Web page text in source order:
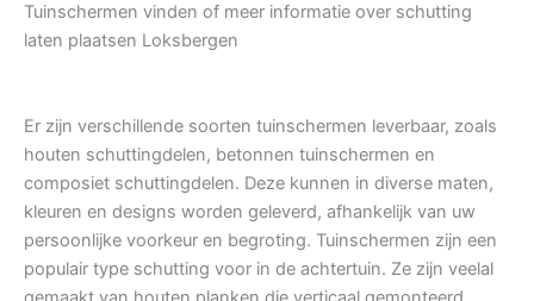
Tuinschermen vinden of meer informatie over schutting
laten plaatsen Loksbergen
Er zijn verschillende soorten tuinschermen leverbaar, zoals
houten schuttingdelen, betonnen tuinschermen en
composiet schuttingdelen. Deze kunnen in diverse maten,
kleuren en designs worden geleverd, afhankelijk van uw
persoonlijke voorkeur en begroting. Tuinschermen zijn een
populair type schutting voor in de achtertuin. Ze zijn veelal